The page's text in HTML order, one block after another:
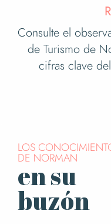
Consulte el
de Turismo de
cifras clave
LOS
DE NORMAN
en su
buzón